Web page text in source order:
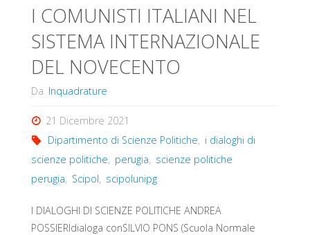
I COMUNISTI ITALIANI NEL
SISTEMA INTERNAZIONALE
DEL NOVECENTO
Da Inquadrature
21 Dicembre 2021
Dipartimento di Scienze Politiche, i dialoghi di
scienze politiche, perugia, scienze politiche
perugia, Scipol, scipolunipg
I DIALOGHI DI SCIENZE POLITICHE ANDREA
POSSIERIdialoga conSILVIO PONS (Scuola Normale